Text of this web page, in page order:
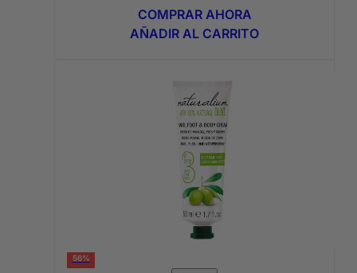
original
era:
actual
es:
COMPRAR AHORA
AÑADIR AL CARRITO
56%